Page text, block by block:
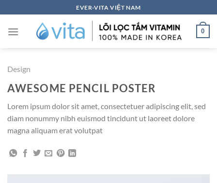
to
content
EVER-VITA VIỆT NAM
0
Design
AWESOME PENCIL POSTER
Lorem ipsum dolor sit amet, consectetuer adipiscing elit, sed
diam nonummy nibh euismod tincidunt ut laoreet dolore
magna aliquam erat volutpat